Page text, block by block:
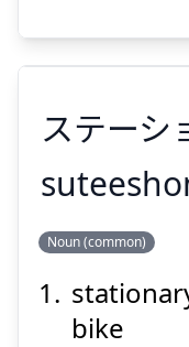
Suspend
ステー
ステーシ
Noun (common)
bike